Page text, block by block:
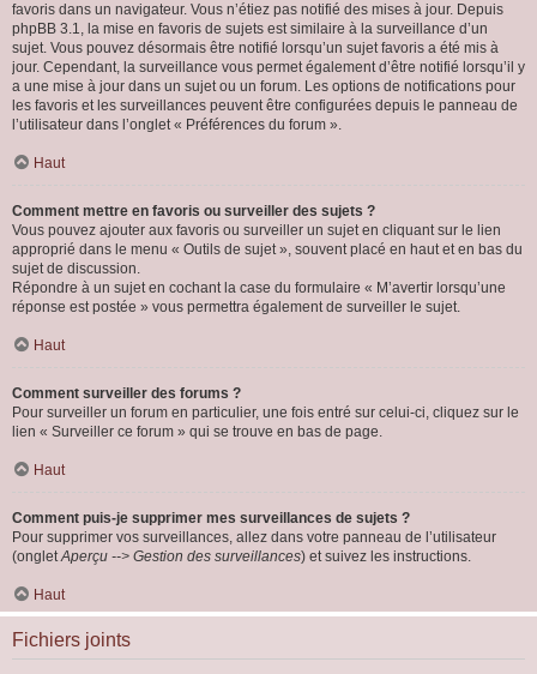
favoris dans un navigateur. Vous n’étiez pas notifié des mises à jour. Depuis
phpBB 3.1, la mise en favoris de sujets est similaire à la surveillance d’un
sujet. Vous pouvez désormais être notifié lorsqu’un sujet favoris a été mis à
jour. Cependant, la surveillance vous permet également d’être notifié lorsqu’il y
a une mise à jour dans un sujet ou un forum. Les options de notifications pour
les favoris et les surveillances peuvent être configurées depuis le panneau de
l’utilisateur dans l’onglet « Préférences du forum ».
Haut
Comment mettre en favoris ou surveiller des sujets ?
Vous pouvez ajouter aux favoris ou surveiller un sujet en cliquant sur le lien
approprié dans le menu « Outils de sujet », souvent placé en haut et en bas du
sujet de discussion.
Répondre à un sujet en cochant la case du formulaire « M’avertir lorsqu’une
réponse est postée » vous permettra également de surveiller le sujet.
Haut
Comment surveiller des forums ?
Pour surveiller un forum en particulier, une fois entré sur celui-ci, cliquez sur le
lien « Surveiller ce forum » qui se trouve en bas de page.
Haut
Comment puis-je supprimer mes surveillances de sujets ?
Pour supprimer vos surveillances, allez dans votre panneau de l’utilisateur
(ongletAperçu --> Gestion des surveillances) et suivez les instructions.
Haut
Fichiers joints